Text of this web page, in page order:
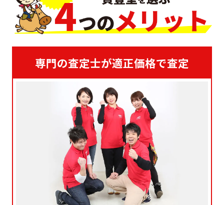
専門の査定士が適正価格で査定